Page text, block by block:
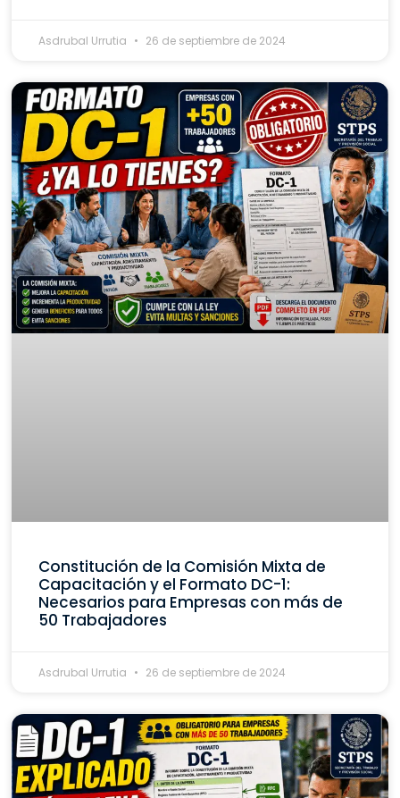
Asdrubal Urrutia 26 de septiembre de 2024
Constitución de la Comisión Mixta de
Capacitación y el Formato DC-1:
Necesarios para Empresas con más de
50 Trabajadores
Asdrubal Urrutia 26 de septiembre de 2024